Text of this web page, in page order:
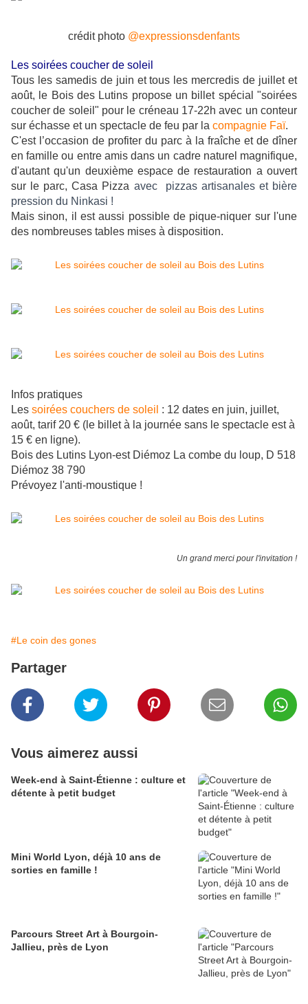
crédit photo @expressionsdenfants
Les soirées coucher de soleil
Tous les samedis de juin et tous les mercredis de juillet et
août, le Bois des Lutins propose un billet spécial "soirées
coucher de soleil" pour le créneau 17-22h avec un conteur
sur échasse et un spectacle de feu par la compagnie Faï.
C'est l’occasion de profiter du parc à la fraîche et de dîner
en famille ou entre amis dans un cadre naturel magnifique,
d'autant qu'un deuxième espace de restauration a ouvert
sur le parc, Casa Pizza avec
pizzas artisanales et bière
pression du Ninkasi !
Mais sinon, il est aussi possible de pique-niquer sur l'une
des nombreuses tables mises à disposition.
Infos pratiques
Les soirées couchers de soleil : 12 dates en juin, juillet,
août, tarif 20 € (le billet à la journée sans le spectacle est à
15 € en ligne).
Bois des Lutins Lyon-est Diémoz La combe du loup, D 518
Diémoz 38 790
Prévoyez l'anti-moustique !
Un grand merci pour l'invitation !
#Le coin des gones
Partager
Vous aimerez aussi
Week-end à Saint-Étienne : culture et
détente à petit budget
Mini World Lyon, déjà 10 ans de
sorties en famille !
Parcours Street Art à Bourgoin-
Jallieu, près de Lyon